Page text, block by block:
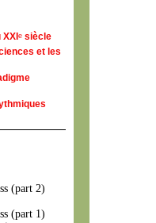
e siècle
et les
(part 2)
(part 1)